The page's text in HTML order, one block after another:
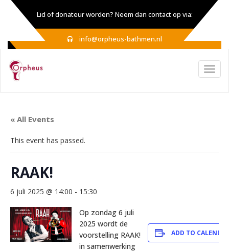
Lid of donateur worden? Neem dan contact op via:
info@orpheus-bathmen.nl
« All Events
This event has passed.
RAAK!
6 juli 2025 @ 14:00 - 15:30
Op zondag 6 juli
2025 wordt de
voorstelling RAAK!
in samenwerking
ADD TO